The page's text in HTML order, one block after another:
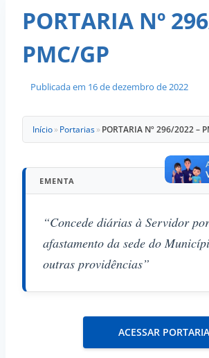
PORTARIA Nº
PMC/GP
Publicada em 16 de dezembro de 2022
Início» Portarias» PORTARIA Nº 296/2022 –
EMENTA
“Concede diárias à Servidor
afastamento da sede do
outras providências”
ACESSAR PORTARIA